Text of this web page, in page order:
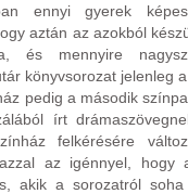
ennyi gyerek
aztán az azokból
és mennyire
könyvsorozat jelenleg
pedig a második
írt
felkérésére
az igénnyel, hogy
akik a sorozatról